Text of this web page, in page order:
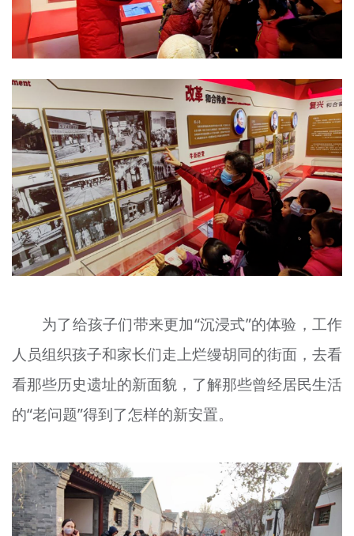
为了给孩子们带来更加“沉浸式”的体验，工作
人员组织孩子和家长们走上烂缦胡同的街面，去看
看那些历史遗址的新面貌，了解那些曾经居民生活
的“老问题”得到了怎样的新安置。